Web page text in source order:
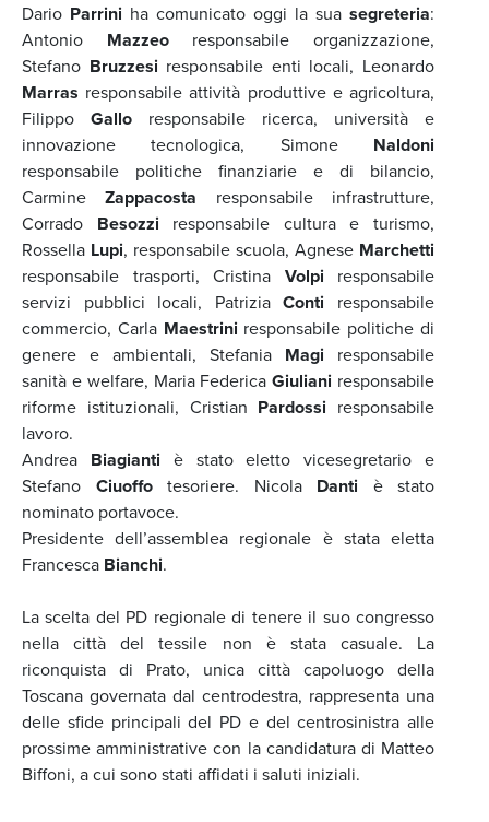
Dario Parrini ha comunicato oggi la sua segreteria:
Antonio Mazzeoresponsabile organizzazione,
Stefano Bruzzesi responsabile enti locali, Leonardo
Marras responsabile attività produttive e agricoltura,
Filippo Gallo responsabile ricerca, università e
innovazione tecnologica, Simone Naldoni
responsabile politiche finanziarie e di bilancio,
CarmineZappacosta responsabile infrastrutture,
Corrado Besozzi responsabile cultura e turismo,
Rossella Lupi, responsabile scuola, Agnese Marchetti
responsabile trasporti, Cristina Volpi responsabile
servizi pubblici locali, PatriziaConti responsabile
commercio, Carla Maestrini responsabile politiche di
genere e ambientali, Stefania Magi responsabile
sanità e welfare, Maria FedericaGiuliani responsabile
riforme istituzionali, Cristian Pardossi responsabile
lavoro.
Andrea Biagianti è stato eletto vicesegretario e
Stefano Ciuoffotesoriere. Nicola Danti è stato
nominato portavoce.
Presidente dell’assemblea regionale è stata eletta
Francesca Bianchi.
La scelta del PD regionale di tenere il suo congresso
nella città del tessile non è stata casuale. La
riconquista di Prato, unica città capoluogo della
Toscana governata dal centrodestra, rappresenta una
delle sfide principali del PD e del centrosinistra alle
prossime amministrative con la candidatura di Matteo
Biffoni, a cui sono stati affidati i saluti iniziali.